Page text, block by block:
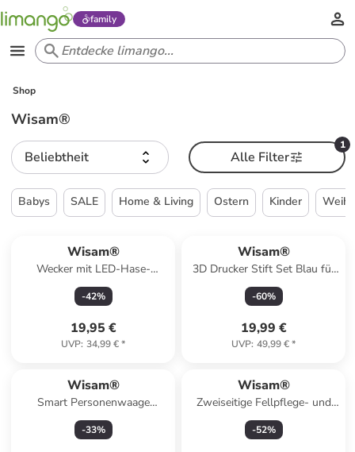
family
Shop
Wisam®
Beliebtheit
1
Alle Filter
Babys SALE Home & Living Ostern Kinder
Wisam®
Wecker mit LED-Hase-
Nachtlicht Alarmfunkion
-42%
19,95 €
UVP: 34,99 €*
Wisam®
3D Drucker Stift Set Blau für
Kinder Erwachsene mit 3
Farben 1.75mm
-60%
19,99 €
UVP: 49,99 €*
Wisam®
Smart Personenwaage
Bluetooth BMI BMR Analyse
Waage
-33%
Wisam®
Zweiseitige Fellpflege- und
Reinigungsbürste für Hund
Katze Blau/Schwarz
-52%